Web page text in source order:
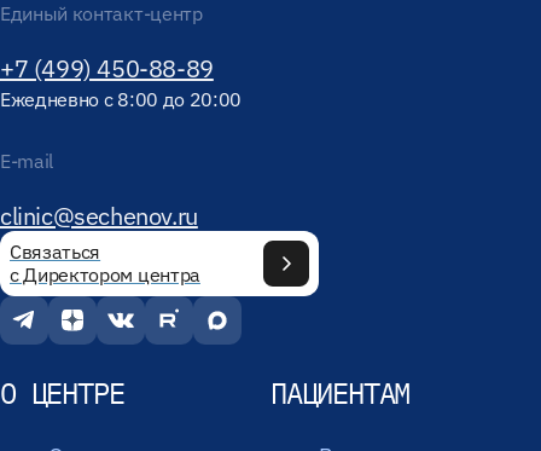
Единый контакт-центр
+7 (499) 450-88-89
Ежедневно с 8:00 до 20:00
E-mail
clinic@sechenov.ru
Связаться
с Директором центра
О ЦЕНТРЕ ПАЦИЕНТАМ